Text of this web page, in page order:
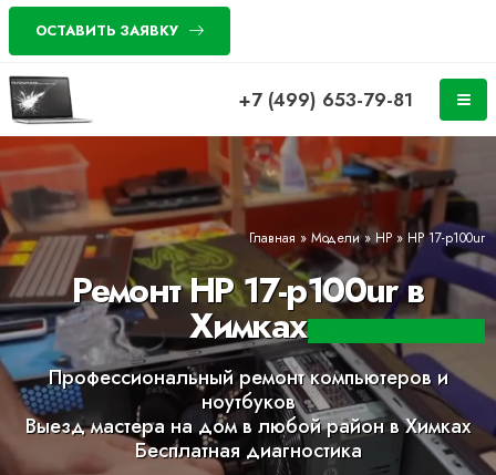
ОСТАВИТЬ ЗАЯВКУ
+7 (499) 653-79-81
Главная » Модели» HP » HP 17-p100ur
Ремонт HP 17-p100ur в
Химках
Профессиональный ремонт компьютеров и
ноутбуков
Выезд мастера на дом в любой район в Химках
Бесплатная диагностика